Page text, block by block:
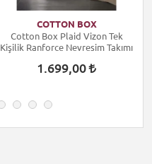
COTTON BOX
Cotton Box Plaid Vizon Tek
Kişilik Ranforce Nevresim Takımı
1.699,00